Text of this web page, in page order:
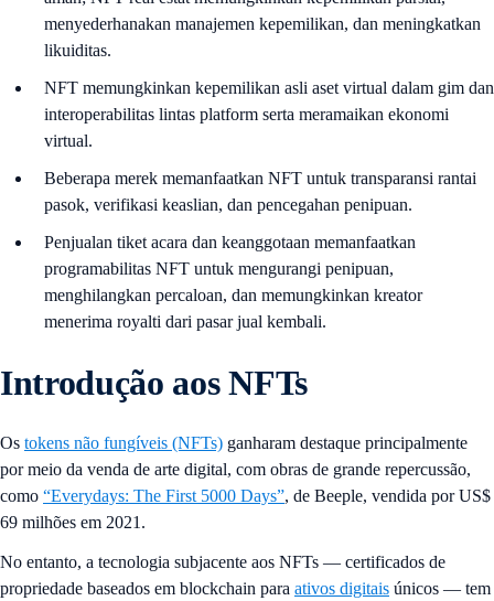
menyederhanakan manajemen kepemilikan, dan meningkatkan
likuiditas.
NFT memungkinkan kepemilikan asli aset virtual dalam gim dan
interoperabilitas lintas platform serta meramaikan ekonomi
virtual.
Beberapa merek memanfaatkan NFT untuk transparansi rantai
pasok, verifikasi keaslian, dan pencegahan penipuan.
Penjualan tiket acara dan keanggotaan memanfaatkan
programabilitas NFT untuk mengurangi penipuan,
menghilangkan percaloan, dan memungkinkan kreator
menerima royalti dari pasar jual kembali.
Introdução aos NFTs
Os tokens não fungíveis (NFTs) ganharam destaque principalmente
por meio da venda de arte digital, com obras de grande repercussão,
como “Everydays: The First 5000 Days”, de Beeple, vendida por US$
69 milhões em 2021.
No entanto, a tecnologia subjacente aos NFTs — certificados de
propriedade baseados em blockchain para ativos digitais únicos — tem